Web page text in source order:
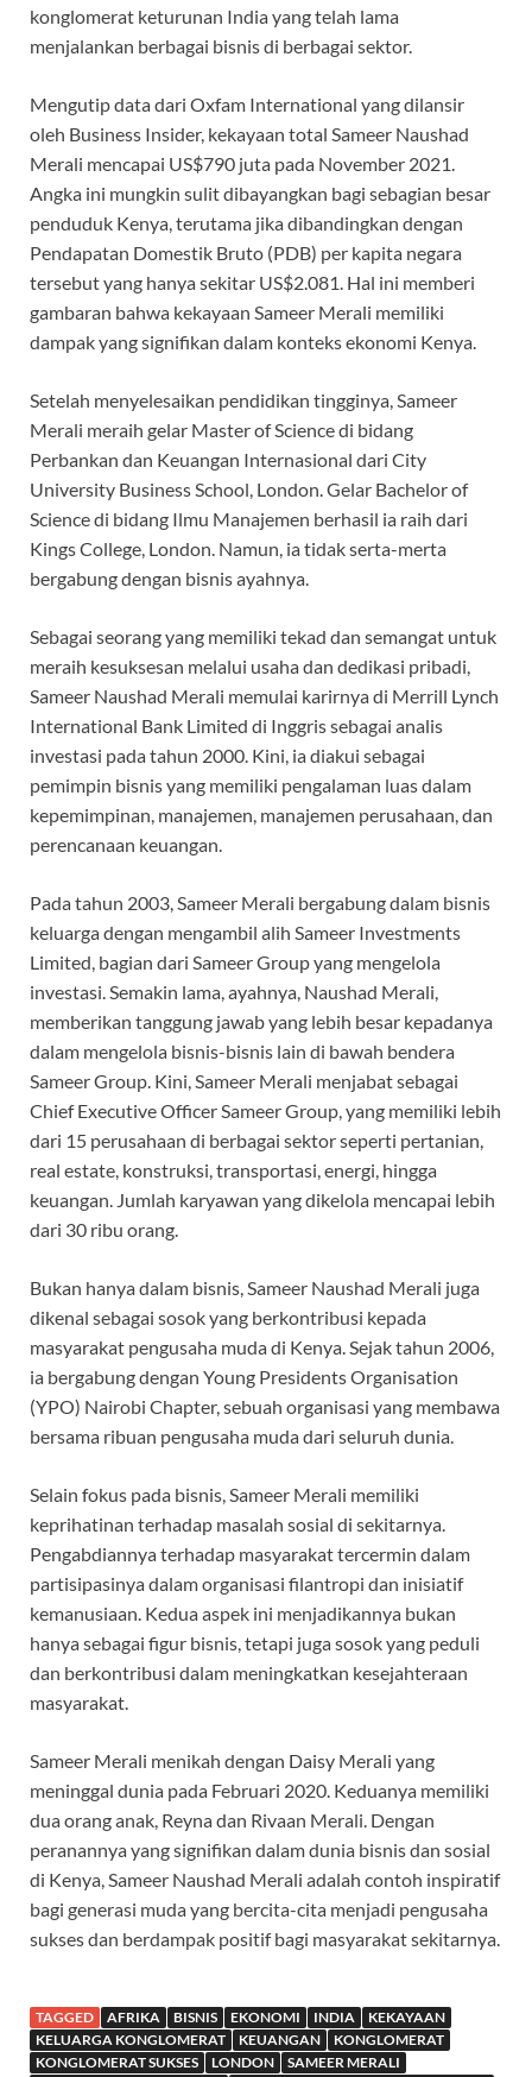
konglomerat keturunan India yang telah lama
menjalankan berbagai bisnis di berbagai sektor.
Mengutip data dari Oxfam International yang dilansir
oleh Business Insider, kekayaan total Sameer Naushad
Merali mencapai US$790 juta pada November 2021.
Angka ini mungkin sulit dibayangkan bagi sebagian besar
penduduk Kenya, terutama jika dibandingkan dengan
Pendapatan Domestik Bruto (PDB) per kapita negara
tersebut yang hanya sekitar US$2.081. Hal ini memberi
gambaran bahwa kekayaan Sameer Merali memiliki
dampak yang signifikan dalam konteks ekonomi Kenya.
Setelah menyelesaikan pendidikan tingginya, Sameer
Merali meraih gelar Master of Science di bidang
Perbankan dan Keuangan Internasional dari City
University Business School, London. Gelar Bachelor of
Science di bidang Ilmu Manajemen berhasil ia raih dari
Kings College, London. Namun, ia tidak serta-merta
bergabung dengan bisnis ayahnya.
Sebagai seorang yang memiliki tekad dan semangat untuk
meraih kesuksesan melalui usaha dan dedikasi pribadi,
Sameer Naushad Merali memulai karirnya di Merrill Lynch
International Bank Limited di Inggris sebagai analis
investasi pada tahun 2000. Kini, ia diakui sebagai
pemimpin bisnis yang memiliki pengalaman luas dalam
kepemimpinan, manajemen, manajemen perusahaan, dan
perencanaan keuangan.
Pada tahun 2003, Sameer Merali bergabung dalam bisnis
keluarga dengan mengambil alih Sameer Investments
Limited, bagian dari Sameer Group yang mengelola
investasi. Semakin lama, ayahnya, Naushad Merali,
memberikan tanggung jawab yang lebih besar kepadanya
dalam mengelola bisnis-bisnis lain di bawah bendera
Sameer Group. Kini, Sameer Merali menjabat sebagai
Chief Executive Officer Sameer Group, yang memiliki lebih
dari 15 perusahaan di berbagai sektor seperti pertanian,
real estate, konstruksi, transportasi, energi, hingga
keuangan. Jumlah karyawan yang dikelola mencapai lebih
dari 30 ribu orang.
Bukan hanya dalam bisnis, Sameer Naushad Merali juga
dikenal sebagai sosok yang berkontribusi kepada
masyarakat pengusaha muda di Kenya. Sejak tahun 2006,
ia bergabung dengan Young Presidents Organisation
(YPO) Nairobi Chapter, sebuah organisasi yang membawa
bersama ribuan pengusaha muda dari seluruh dunia.
Selain fokus pada bisnis, Sameer Merali memiliki
keprihatinan terhadap masalah sosial di sekitarnya.
Pengabdiannya terhadap masyarakat tercermin dalam
partisipasinya dalam organisasi filantropi dan inisiatif
kemanusiaan. Kedua aspek ini menjadikannya bukan
hanya sebagai figur bisnis, tetapi juga sosok yang peduli
dan berkontribusi dalam meningkatkan kesejahteraan
masyarakat.
Sameer Merali menikah dengan Daisy Merali yang
meninggal dunia pada Februari 2020. Keduanya memiliki
dua orang anak, Reyna dan Rivaan Merali. Dengan
peranannya yang signifikan dalam dunia bisnis dan sosial
di Kenya, Sameer Naushad Merali adalah contoh inspiratif
bagi generasi muda yang bercita-cita menjadi pengusaha
sukses dan berdampak positif bagi masyarakat sekitarnya.
TAGGED AFRIKA BISNIS EKONOMI INDIA
KEKAYAAN
KELUARGA KONGLOMERAT
KEUANGAN
KONGLOMERAT
KONGLOMERAT SUKSES
LONDON
SAMEER MERALI